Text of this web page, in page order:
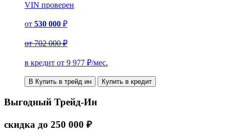
VIN проверен
от 530 000 ₽
от702 000 ₽
в кредит от 9 977 ₽/мес.
В Купить в трейд ин Купить в кредит
Выгодный Трейд-Ин
скидка до 250 000 ₽